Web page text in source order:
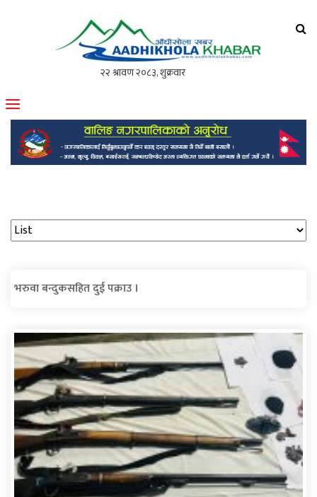
मोफसलकै लोकप्रिय अनलाइन पत्रिका
भरुवा बन्दुकसहित दुई पक्राउ ।